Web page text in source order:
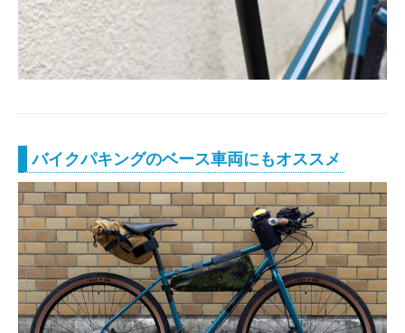
バイクパキングのベース車両にもオススメ